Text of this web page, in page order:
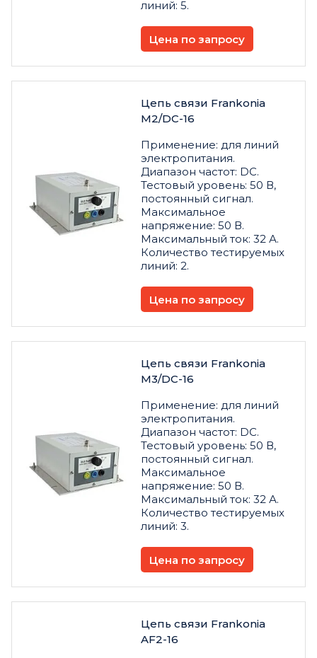
линий: 5.
Цена по запросу
Цепь связи Frankonia
M2/DC-16
Применение: для линий
электропитания.
Диапазон частот: DC.
Тестовый уровень: 50 В,
постоянный сигнал.
Максимальное
напряжение: 50 В.
Максимальный ток: 32 А.
Количество тестируемых
линий: 2.
Цена по запросу
Цепь связи Frankonia
M3/DC-16
Применение: для линий
электропитания.
Диапазон частот: DC.
Тестовый уровень: 50 В,
постоянный сигнал.
Максимальное
напряжение: 50 В.
Максимальный ток: 32 А.
Количество тестируемых
линий: 3.
Цена по запросу
Цепь связи Frankonia
AF2-16